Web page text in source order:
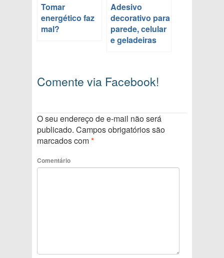
Tomar
energético faz
mal?
Adesivo
decorativo para
parede, celular
e geladeiras
Comente via Facebook!
O seu endereço de e-mail não será
publicado. Campos obrigatórios são
marcados com*
Comentário